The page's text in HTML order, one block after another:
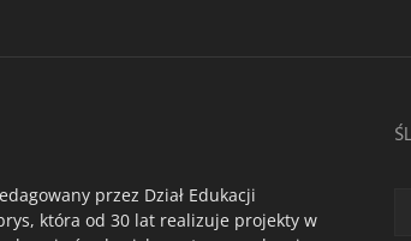
przez Dział Edukacji
która od 30 lat realizuje projekty w